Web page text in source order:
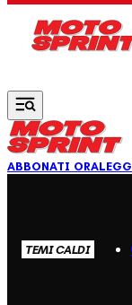
ABBONATI ORA
TEMI CALDI